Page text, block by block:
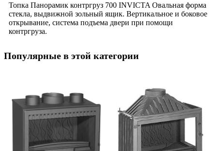
Топка Панорамик контргруз 700 INVICTA Овальная форма
стекла, выдвижной зольный ящик. Вертикальное и боковое
открывание, система подъема двери при помощи
контргруза.
Популярные в этой категории